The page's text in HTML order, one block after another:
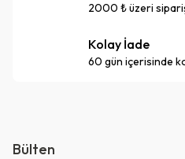
2000 ₺ üzeri
Kolay İade
60 gün içerisinde
Bülten